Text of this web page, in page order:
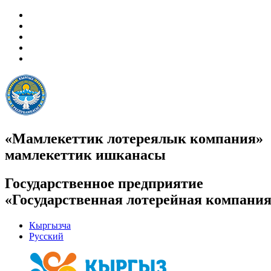
«Мамлекеттик лотереялык компания»
мамлекеттик ишканасы
Государственное предприятие
«Государственная лотерейная
Кыргызча
Русский